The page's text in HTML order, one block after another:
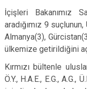
İçişleri Bakanımız
aradığımız 9
Almanya(3),
ülkemize getirildiğini
Kırmızı bültenle
Ö.Y., H.A.E., E.G.,